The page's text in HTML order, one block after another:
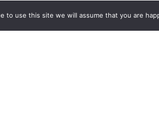
to use this site we will assume that you are